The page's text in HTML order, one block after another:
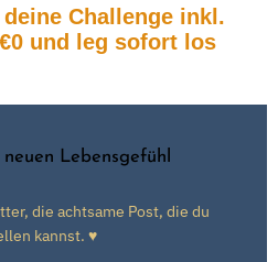
Challenge inkl.
und leg sofort los
Lebensgefühl
die achtsame Post, die du
kannst. ♥